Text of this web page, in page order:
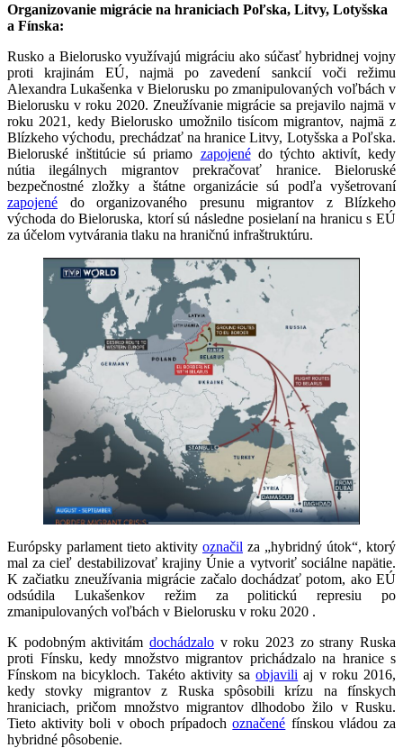
Organizovanie migrácie na hraniciach Poľska, Litvy, Lotyšska
a Fínska:
Rusko a Bielorusko využívajú migráciu ako súčasť hybridnej vojny
proti krajinám EÚ, najmä po zavedení sankcií voči režimu
Alexandra Lukašenka v Bielorusku po zmanipulovaných voľbách v
Bielorusku v roku 2020. Zneužívanie migrácie sa prejavilo najmä v
roku 2021, kedy Bielorusko umožnilo tisícom migrantov, najmä z
Blízkeho východu, prechádzať na hranice Litvy, Lotyšska a Poľska.
Bieloruské inštitúcie sú priamo zapojenédo týchto aktivít, kedy
nútia ilegálnych migrantov prekračovať hranice. Bieloruské
bezpečnostné zložky a štátne organizácie sú podľa vyšetrovaní
zapojené do organizovaného presunu migrantov z Blízkeho
východa do Bieloruska, ktorí sú následne posielaní na hranicu s EÚ
za účelom vytvárania tlaku na hraničnú infraštruktúru.
Európsky parlament tieto aktivity označil za „hybridný útok“, ktorý
mal za cieľ destabilizovať krajiny Únie a vytvoriť sociálne napätie.
K začiatku zneužívania migrácie začalo dochádzať potom, ako EÚ
odsúdila Lukašenkov režim za politickú represiu po
zmanipulovaných voľbách v Bielorusku v roku 2020 .
K podobným aktivitám dochádzalo v roku 2023 zo strany Ruska
proti Fínsku, kedy množstvo migrantov prichádzalo na hranice s
Fínskom na bicykloch. Takéto aktivity saobjavili aj v roku 2016,
kedy stovky migrantov z Ruska spôsobili krízu na fínskych
hraniciach, pričom množstvo migrantov dlhodobo žilo v Rusku.
Tieto aktivity boli v oboch prípadochoznačené fínskou vládou za
hybridné pôsobenie.